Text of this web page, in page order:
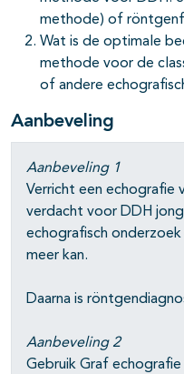
methode) of
Wat is de optimale
methode voor de
of andere
Aanbeveling
Aanbeveling 1
Verricht een echografie
verdacht voor DDH
echografisch
meer kan.
Daarna is
Aanbeveling 2
Gebruik Graf